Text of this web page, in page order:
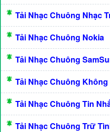
Tải Nhạc Chuông Nhạc
Tải Nhạc Chuông Nokia
Tải Nhạc Chuông
Tải Nhạc Chuông
Tải Nhạc Chuông Tin
Tải Nhạc Chuông Trữ